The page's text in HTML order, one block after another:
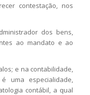
contestação, nos
dos bens,
ao mandato e ao
e na contabilidade,
uma especialidade,
contábil, a qual